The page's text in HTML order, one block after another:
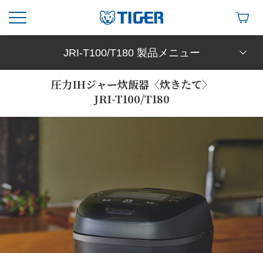
JRI-T100/T180 製品メニュー
圧力IHジャー炊飯器〈炊きたて〉
JRI-T100/T180